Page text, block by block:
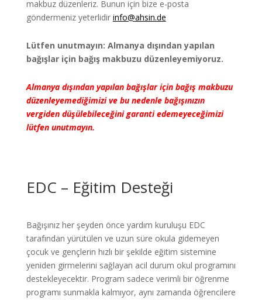
makbuz düzenleriz. Bunun için bize e-posta
göndermeniz yeterlidir info@ahsin.de
Lütfen unutmayın: Almanya dışından yapılan
bağışlar için bağış makbuzu düzenleyemiyoruz.
Almanya dışından yapılan bağışlar için bağış makbuzu
düzenleyemediğimizi ve bu nedenle bağışınızın
vergiden düşülebileceğini garanti edemeyeceğimizi
lütfen unutmayın.
EDC – Eğitim Desteği
Bağışınız her şeyden önce yardım kuruluşu EDC
tarafından yürütülen ve uzun süre okula gidemeyen
çocuk ve gençlerin hızlı bir şekilde eğitim sistemine
yeniden girmelerini sağlayan acil durum okul programını
destekleyecektir. Program sadece verimli bir öğrenme
programı sunmakla kalmıyor, aynı zamanda öğrencilere